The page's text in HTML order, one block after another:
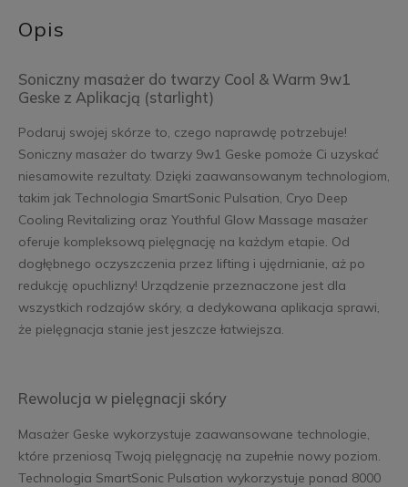
Opis
Soniczny masażer do twarzy Cool & Warm 9w1
Geske z Aplikacją (starlight)
Podaruj swojej skórze to, czego naprawdę potrzebuje!
Soniczny masażer do twarzy 9w1 Geske pomoże Ci uzyskać
niesamowite rezultaty. Dzięki zaawansowanym technologiom,
takim jak Technologia SmartSonic Pulsation, Cryo Deep
Cooling Revitalizing oraz Youthful Glow Massage masażer
oferuje kompleksową pielęgnację na każdym etapie. Od
dogłębnego oczyszczenia przez lifting i ujędrnianie, aż po
redukcję opuchlizny! Urządzenie przeznaczone jest dla
wszystkich rodzajów skóry, a dedykowana aplikacja sprawi,
że pielęgnacja stanie jest jeszcze łatwiejsza.
Rewolucja w pielęgnacji skóry
Masażer Geske wykorzystuje zaawansowane technologie,
które przeniosą Twoją pielęgnację na zupełnie nowy poziom.
Technologia SmartSonic Pulsation wykorzystuje ponad 8000